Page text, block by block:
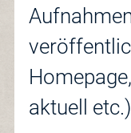
aktuell etc.)